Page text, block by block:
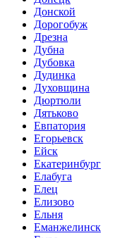
Донской
Дорогобуж
Дрезна
Дубна
Дубовка
Дудинка
Духовщина
Дюртюли
Дятьково
Евпатория
Егорьевск
Ейск
Екатеринбург
Елабуга
Елец
Елизово
Ельня
Еманжелинск